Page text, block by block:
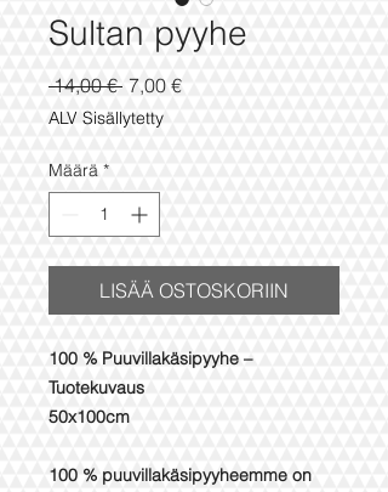
Sultan pyyhe
14,00 € Normaali
hinta
7,00 €Alehinta
ALV Sisällytetty
Määrä *
LISÄÄ OSTOSKORIIN
100 % Puuvillakäsipyyhe –
Tuotekuvaus
50x100cm
100 % puuvillakäsipyyheemme on